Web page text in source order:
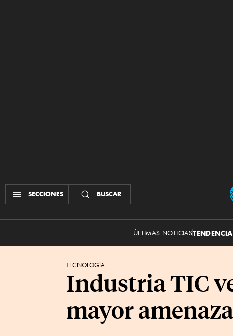
SECCIONES BUSCAR
ÚLTIMAS NOTICIAS
TECNOLOGÍA
Industria TIC
mayor